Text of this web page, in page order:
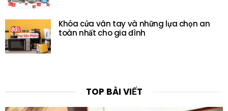
Khóa cửa vân tay và những lựa chọn an
toàn nhất cho gia đình
TOP BÀI VIẾT